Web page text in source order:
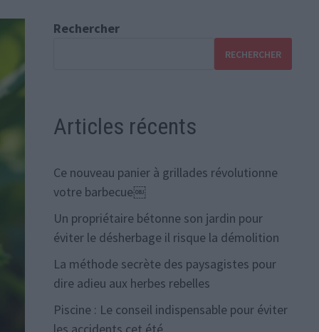
Rechercher
RECHERCHER
Articles récents
Ce nouveau panier à grillades révolutionne
votre barbecue￼
Un propriétaire bétonne son jardin pour
éviter le désherbage il risque la démolition
La méthode secrète des paysagistes pour
dire adieu aux herbes rebelles
Piscine : Le conseil indispensable pour éviter
les accidents cet été